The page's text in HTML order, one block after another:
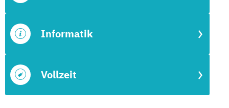
Vollzeit
Informatik